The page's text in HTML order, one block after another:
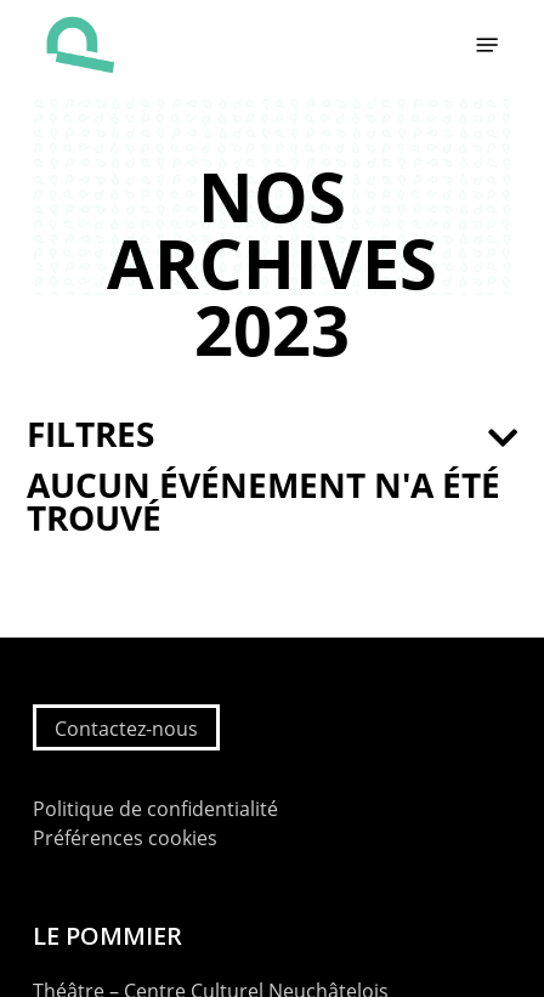
NOS
ARCHIVES
2023
AUCUN ÉVÉNEMENT N'A ÉTÉ
TROUVÉ
FILTRES
Contactez-nous
Politique de confidentialité
Préférences cookies
LE POMMIER
Théâtre – Centre Culturel Neuchâtelois